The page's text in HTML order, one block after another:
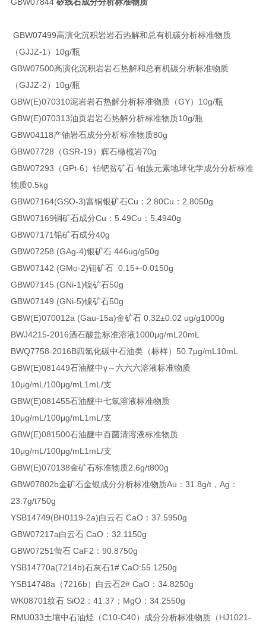
GBW07499高演化沉积岩岩石热解和总有机碳分析标准物质
（GJJZ-1） 10g/瓶
GBW07500高演化沉积岩岩石热解和总有机碳分析标准物质
（GJJZ-2） 10g/瓶
GBW(E)070310泥岩岩石热解分析标准物质（GY） 10g/瓶
GBW(E)070313油页岩岩石热解分析标准物质10g/瓶
GBW04118产铀岩石成分分析标准物质80g
GBW07728（GSR-19） 辉石橄榄岩70g
GBW07293（GPt-6） 铂钯贫矿石-铂族元素地球化学成分分析标准
物质0.5kg
GBW07164(GSO-3)富铜银矿石Cu：2.80Cu：2.8050g
GBW07169铜矿石成分Cu：5.49Cu：5.4940g
GBW07171铅矿石成分40g
GBW07258 (GAg-4)银矿石 446ug/g50g
GBW07142 (GMo-2)钼矿石 0.15+-0.0150g
GBW07145 (GNi-1)镍矿石50g
GBW07149 (GNi-5)镍矿石50g
GBW(E)070012a (Gau-15a)金矿石 0.32±0.02 ug/g1000g
BWJ4215-2016酒石酸盐标准溶液1000μg/mL 20mL
BWQ7758-2016B四氯化碳中石油类（标样） 50.7μg/mL 10mL
GBW(E)081449石油醚中γ～六六六溶液标准物质
10μg/mL/100μg/mL 1mL/支
GBW(E)081455石油醚中七氯溶液标准物质
10μg/mL/100μg/mL 1mL/支
GBW(E)081500石油醚中百菌清溶液标准物质
10μg/mL/100μg/mL 1mL/支
GBW(E)070138金矿石标准物质2.6g/t800g
GBW07802b金矿石金银成分分析标准物质Au：31.8g/t，Ag：
23.7g/t750g
YSB14749(BH0119-2a)白云石 CaO：37.5950g
GBW07217a白云石 CaO：32.1150g
GBW07251萤石 CaF2：90.8750g
YSB14770a(7214b)石灰石1# CaO:55.1250g
YSB14748a（7216b） 白云石2# CaO：34.8250g
WK08701纹石 SiO2：41.37；MgO：34.2550g
RMU033土壤中石油烃（C10-C40）成分分析标准物质（HJ1021-